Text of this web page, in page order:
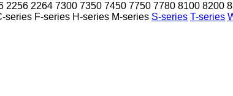
2256 2264 7300 7350 7450 7750 7780 8100 8200
series F-series H-series M-series S-series T-series